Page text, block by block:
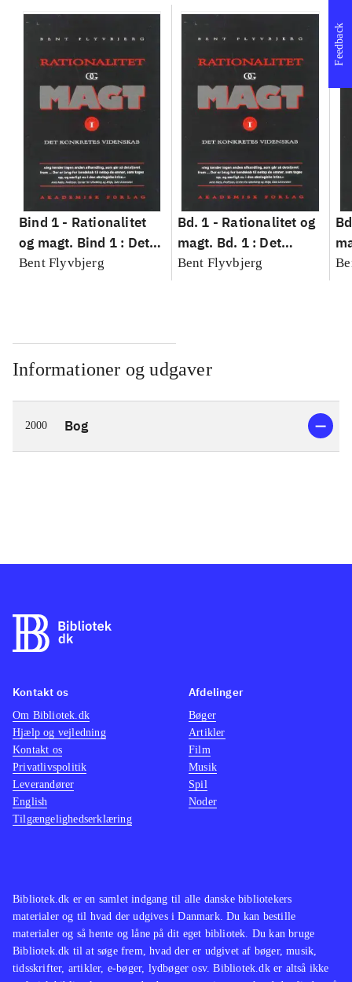
Bind 1 - Rationalitet
og magt. Bind 1 : Det
konkretes videnskab
Bent Flyvbjerg
Bd. 1 - Rationalitet og
magt. Bd. 1 : Det
konkretes videnskab
Bent Flyvbjerg
Informationer og udgaver
2000 Bog
Feedback
Bibliotek.dk er en samlet indgang til alle danske bibliotekers
materialer og til hvad der udgives i Danmark. Du kan bestille
materialer og så hente og låne på dit eget bibliotek. Du kan bruge
Bibliotek.dk til at søge frem, hvad der er udgivet af bøger, musik,
tidsskrifter, artikler, e-bøger, lydbøger osv. Bibliotek.dk er altså ikke
Kontakt os
Om Bibliotek.dk
Hjælp og vejledning
Kontakt os
Privatlivspolitik
Leverandører
English
Tilgængelighedserklæring
Afdelinger
Bøger
Artikler
Film
Musik
Spil
Noder